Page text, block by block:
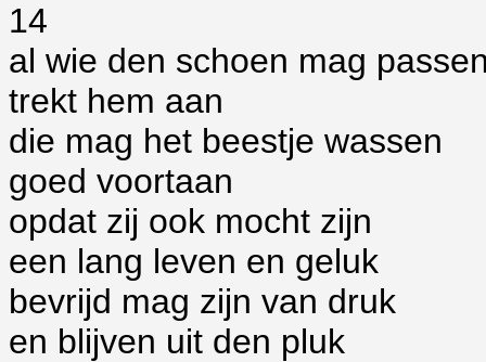
14
al wie den schoen mag
trekt hem aan
die mag het beestje wassen
goed voortaan
opdat zij ook mocht zijn
een lang leven en geluk
bevrijd mag zijn van druk
en blijven uit den pluk